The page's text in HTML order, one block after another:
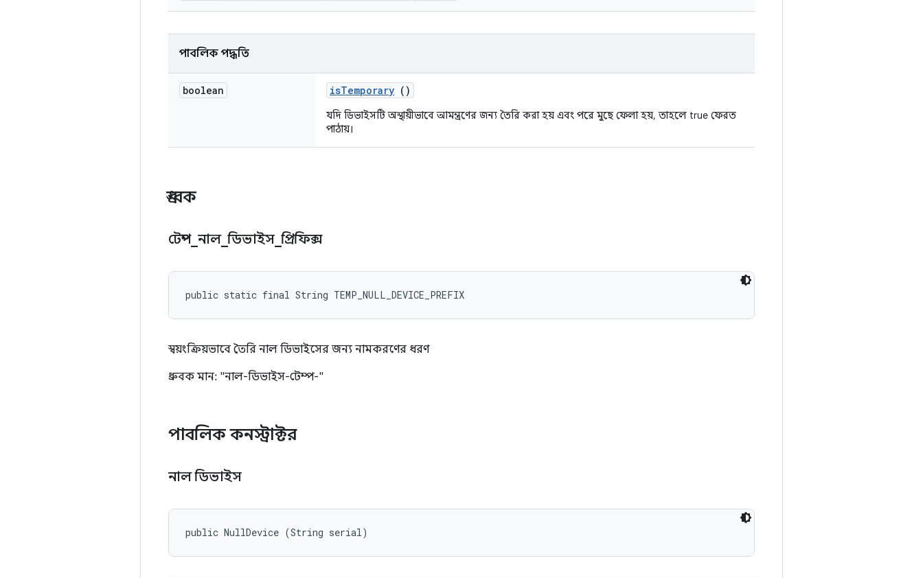
পাবলিক পদ্ধতি
boolean isTemporary ()
যদি ডিভাইসটি অস্থায়ীভাবে আমন্ত্রণের জন্য তৈরি করা হয় এবং পরে মুছে ফেলা হয়, তাহলে true ফেরত
পাঠায়।
ধ্রুবক
টেম্প_ নাল_ডিভাইস _প্রিফিক্স
public static final String TEMP_NULL_DEVICE_PREFIX
স্বয়ংক্রিয়ভাবে তৈরি নাল ডিভাইসের জন্য নামকরণের ধরণ
ধ্রুবক মান: "নাল-ডিভাইস-টেম্প-"
পাবলিক কনস্ট্রাক্টর
নাল ডিভাইস
public NullDevice (String serial)